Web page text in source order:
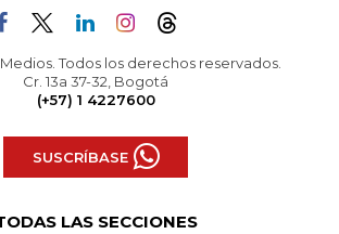
Todos los derechos reservados.
Cr. 13a 37-32, Bogotá
(+57) 1 4227600
SUSCRÍBASE
LAS SECCIONES